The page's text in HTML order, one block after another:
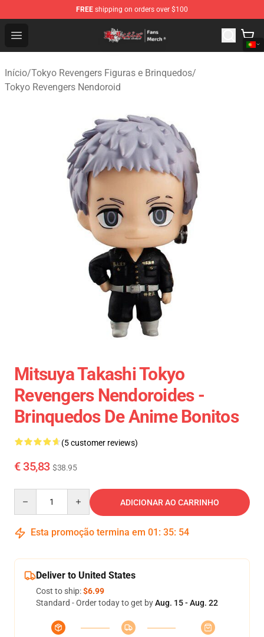
FREE shipping on orders over $100
Open menu
Tokyo Revengers Store - Official Tokyo Revengers
Início/Tokyo Revengers Figuras e Brinquedos/
Tokyo Revengers Nendoroid
Mitsuya Takashi Tokyo
Revengers Nendoroides -
Brinquedos De Anime Bonitos
(5 customer reviews)
€ 35,83 $38.95
ADICIONAR AO CARRINHO
Esta promoção termina em 01 : 35: 54
Deliver to United States
Cost to ship:$6.99
Standard - Order today to get byAug. 15 - Aug. 22